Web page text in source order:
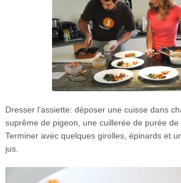
Dresser l’assiette: déposer une cuisse dans
suprême de pigeon, une cuillerée de purée de
Terminer avec quelques girolles, épinards et
jus.